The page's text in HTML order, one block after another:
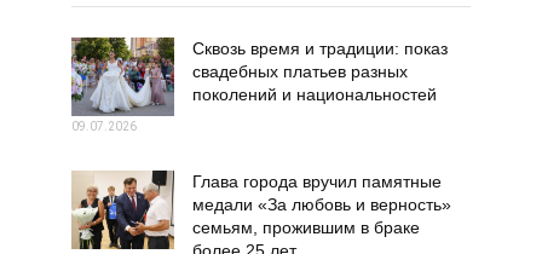
Сквозь время и традиции: показ
свадебных платьев разных
поколений и национальностей
09.07.2026
Глава города вручил памятные
медали «За любовь и верность»
семьям, прожившим в браке